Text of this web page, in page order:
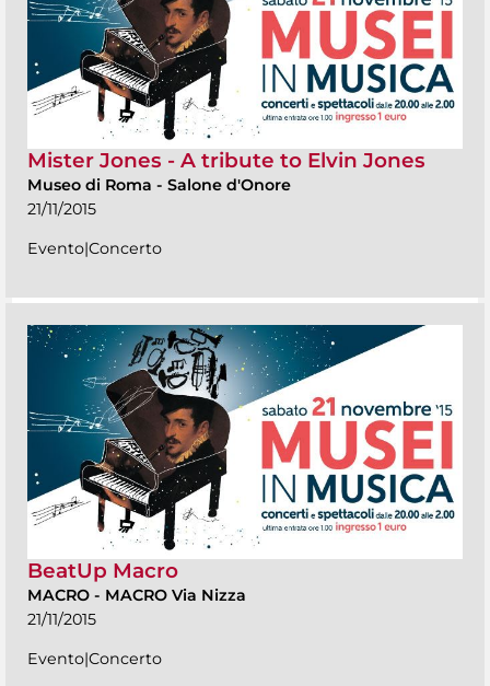
Mister Jones - A tribute to Elvin Jones
Museo di Roma - Salone d'Onore
21/11/2015
Evento|Concerto
BeatUp Macro
MACRO - MACRO Via Nizza
21/11/2015
Evento|Concerto